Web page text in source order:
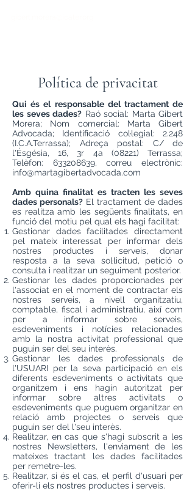
Política de privacitat
Qui és el responsable del tractament de
les seves dades? Raó social: Marta Gibert
Morera; Nom comercial: Marta Gibert
Advocada; Identificació col·legial: 2.248
(I.C.A.Terrassa); Adreça postal: C/ de
l'Ésgésia, 16, 3r 4a (08221) Terrassa;
Telèfon: 633208639, correu electrònic:
info@martagibertadvocada.com
Amb quina finalitat es tracten les seves
dades personals? El tractament de dades
es realitza amb les següents finalitats, en
funció del motiu pel qual els hagi facilitat:
Gestionar dades facilitades directament
pel mateix interessat per informar dels
nostres productes i serveis, donar
resposta a la seva sol·licitud, petició o
consulta i realitzar un seguiment posterior.
Gestionar les dades proporcionades per
l'associat en el moment de contractar els
nostres serveis, a nivell organitzatiu,
comptable, fiscal i administratiu, així com
per a informar sobre serveis,
esdeveniments i notícies relacionades
amb la nostra activitat professional que
puguin ser del seu interès.
Gestionar les dades professionals de
l'USUARI per la seva participació en els
diferents esdeveniments o activitats que
organitzem i ens hagin autoritzat per
informar sobre altres activitats o
esdeveniments que puguem organitzar en
relació amb projectes o serveis que
puguin ser del l'seu interès.
Realitzar, en cas que s'hagi subscrit a les
nostres Newsletters, l'enviament de les
mateixes tractant les dades facilitades
per remetre-les.
Realitzar, si és el cas, el perfil d'usuari per
oferir-li els nostres productes i serveis.